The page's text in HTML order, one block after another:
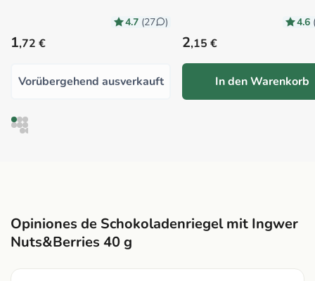
4.7 (27 )
Precio habitual
1,72 €
Vorübergehend ausverkauft
4.6
Precio habitual
2,15 €
In den Warenkorb
Opiniones de Schokoladenriegel mit Ingwer
Nuts&Berries 40 g